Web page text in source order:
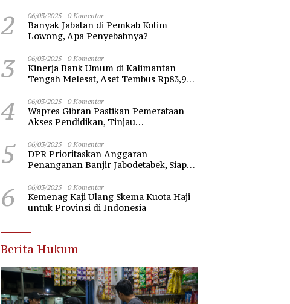
2 06/03/2025 0 Komentar
Banyak Jabatan di Pemkab Kotim
Lowong, Apa Penyebabnya?
3 06/03/2025 0 Komentar
Kinerja Bank Umum di Kalimantan
Tengah Melesat, Aset Tembus Rp83,98
4 06/03/2025 0 Komentar
Wapres Gibran Pastikan Pemerataan
Akses Pendidikan, Tinjau
Nawawi Banten
5 06/03/2025 0 Komentar
DPR Prioritaskan Anggaran
Penanganan Banjir Jabodetabek, Siap
6 06/03/2025 0 Komentar
Kemenag Kaji Ulang Skema Kuota Haji
untuk Provinsi di Indonesia
Berita Hukum